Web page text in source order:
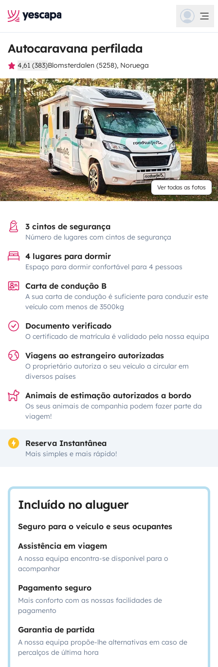
Autocaravana perfilada
4,61 (383)Blomsterdalen (5258), Noruega
Ver todas as fotos
3 cintos de segurança
Número de lugares com cintos de segurança
4 lugares para dormir
Espaço para dormir confortável para 4 pessoas
Carta de condução B
A sua carta de condução é suficiente para conduzir este
veículo com menos de 3500kg
Documento verificado
O certificado de matrícula é validado pela nossa equipa
Viagens ao estrangeiro autorizadas
O proprietário autoriza o seu veículo a circular em
diversos países
Animais de estimação autorizados a bordo
Os seus animais de companhia podem fazer parte da
viagem!
Reserva Instantânea
Mais simples e mais rápido!
Incluído no aluguer
Seguro para o veículo e seus ocupantes
Assistência em viagem
A nossa equipa encontra-se disponível para o
acompanhar
Pagamento seguro
Mais conforto com as nossas facilidades de
pagamento
Garantia de partida
A nossa equipa propõe-lhe alternativas em caso de
percalços de última hora